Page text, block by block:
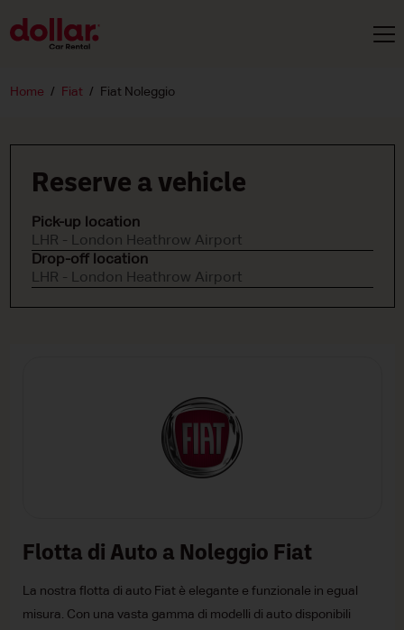
Home Fiat Fiat Noleggio
Reserve a vehicle
Pick-up location
LHR - London Heathrow Airport
Drop-off location
LHR - London Heathrow Airport
Flotta di Auto a Noleggio Fiat
La nostra flotta di auto Fiat è elegante e funzionale in egual
misura. Con una vasta gamma di modelli di auto disponibili